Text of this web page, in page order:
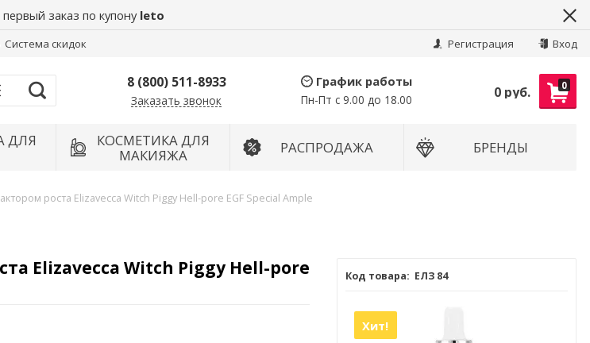
заказ по купонуleto
Система скидок Регистрация Вход
Найти
8 (800) 511-8933
Заказать звонок
График работы
Пн-Пт с 9.00 до 18.00
0
0 руб.
ДЛЯ
КОСМЕТИКА ДЛЯ
МАКИЯЖА
РАСПРОДАЖА БРЕНДЫ
роста Elizavecca Witch Piggy Hell-pore EGF Special Ample
Elizavecca Witch Piggy Hell-pore
ЕЛЗ 84
Хит!